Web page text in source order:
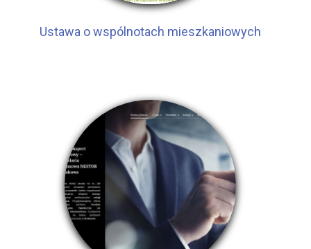
Ustawa o wspólnotach mieszkaniowych